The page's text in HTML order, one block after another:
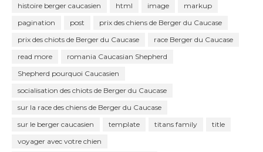
histoire berger caucasien
html image
markup
pagination
post
prix des chiens de Berger du Caucase
prix des chiots de Berger du Caucase
race Berger du Caucase
read more
romania Caucasian Shepherd
Shepherd pourquoi Caucasien
socialisation des chiots de Berger du Caucase
sur la race des chiens de Berger du Caucase
sur le berger caucasien
template titans family
title
voyager avec votre chien